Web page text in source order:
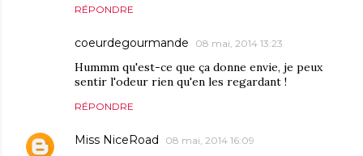
RÉPONDRE
coeurdegourmande 08 mai, 2014 13:23
Hummm qu'est-ce que ça donne envie, je peux
sentir l'odeur rien qu'en les regardant !
RÉPONDRE
Miss NiceRoad 08 mai, 2014 16:09